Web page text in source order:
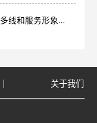
有了座机为什么还要办400电话？一号多线和服务形象是核心
关于我们